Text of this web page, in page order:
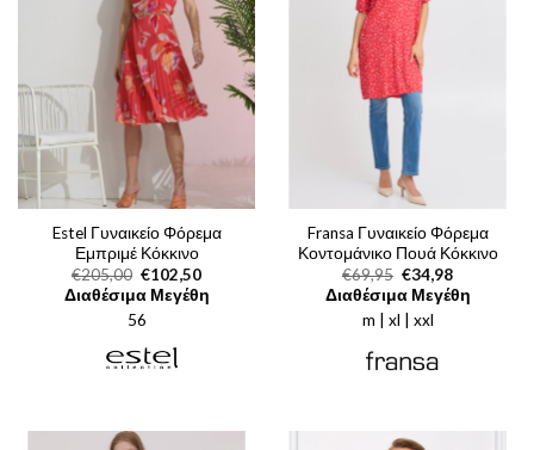
Estel Γυναικείο Φόρεμα
Εμπριμέ Κόκκινο
€205,00 Original
price
was:
€205,00.
€102,50Η
τρέχουσα
τιμή
Διαθέσιμα Μεγέθη
56
Fransa Γυναικείο Φόρεμα
Κοντομάνικο Πουά Κόκκινο
€69,95 Original
price
was:
€69,95.
€34,98Η
τρέχουσα
τιμή
Διαθέσιμα Μεγέθη
m | xl | xxl